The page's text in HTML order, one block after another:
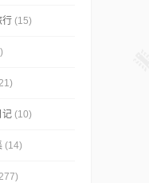
行 (15)
记 (10)
(14)